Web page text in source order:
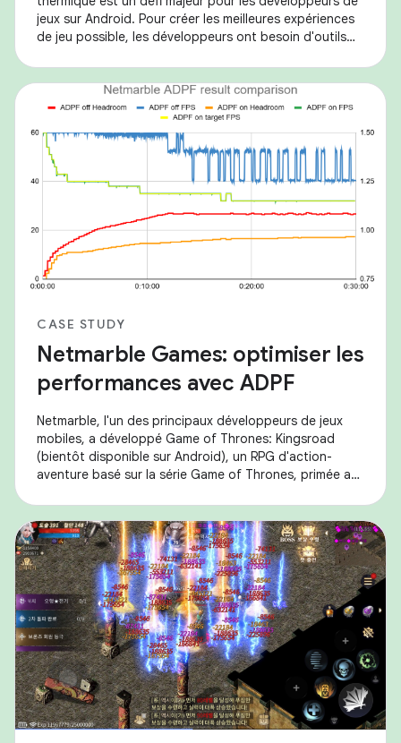
jeux sur Android. Pour créer les meilleures expériences
de jeu possible, les développeurs ont besoin d'outils
CASE STUDY
Netmarble Games: optimiser les
performances avec ADPF
Netmarble, l'un des principaux développeurs de jeux
mobiles, a développé Game of Thrones: Kingsroad
(bientôt disponible sur Android), un RPG d'action-
aventure basé sur la série Game of Thrones, primée aux